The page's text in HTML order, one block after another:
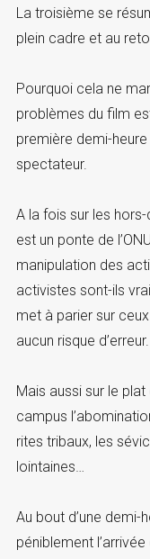
La troisième se
plein cadre et au
Pourquoi cela ne
problèmes du film
première demi-
spectateur.
A la fois sur les
est un ponte de
manipulation des
activistes sont-ils
met à parier sur
aucun risque d’erreur.
Mais aussi sur le
campus
rites tribaux, les
lointaines…
Au bout d’une demi-
péniblement l’arrivée